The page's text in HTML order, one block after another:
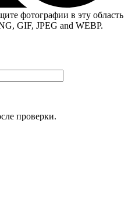
фотографии в эту область
GIF, JPEG and WEBP.
проверки.